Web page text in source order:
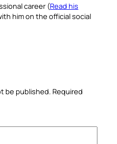
career (Read his
him on the official social
be published. Required